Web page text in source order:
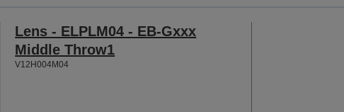
Lens - ELPLM04 - EB-Gxxx
Middle Throw1
V12H004M04